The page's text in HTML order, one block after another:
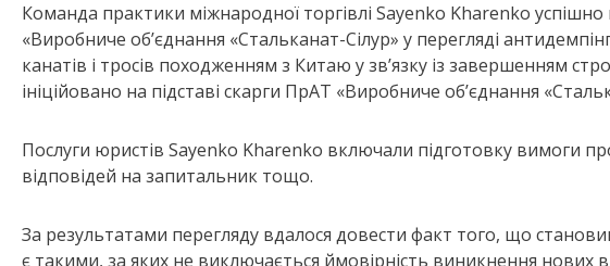
Команда практики міжнародної торгівлі Sayenko Kharenko
«Виробниче об’єднання «Стальканат-Сілур» у перегляді
канатів і тросів походженням з Китаю у зв’язку із завершенням
ініційовано на підставі скарги ПрАТ «Виробниче об’єднання
Послуги юристів Sayenko Kharenko включали підготовку вимоги
відповідей на запитальник тощо.
За результатами перегляду вдалося довести факт того, що
є такими, за яких не виключається ймовірність виникнення нових